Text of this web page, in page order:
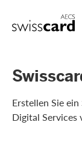
Header
Logo
Erstellen Sie
Digital Services